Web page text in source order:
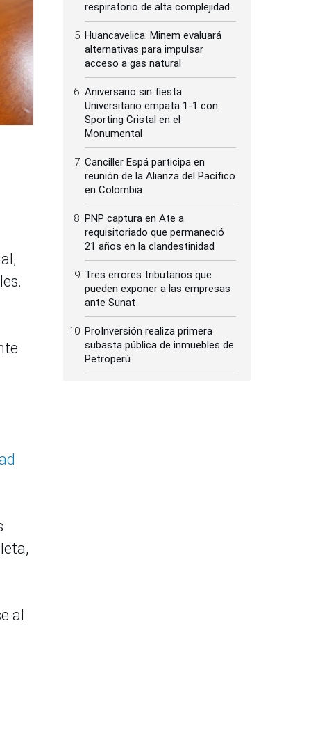
al
respiratorio de alta complejidad
Huancavelica: Minem evaluará
alternativas para impulsar
acceso a gas natural
Aniversario sin fiesta:
Universitario empata 1-1 con
Sporting Cristal en el
Monumental
Canciller Espá participa en
reunión de la Alianza del Pacífico
en Colombia
PNP captura en Ate a
requisitoriado que permaneció
21 años en la clandestinidad
Tres errores tributarios que
pueden exponer a las empresas
ante Sunat
ProInversión realiza primera
subasta pública de inmuebles de
Petroperú